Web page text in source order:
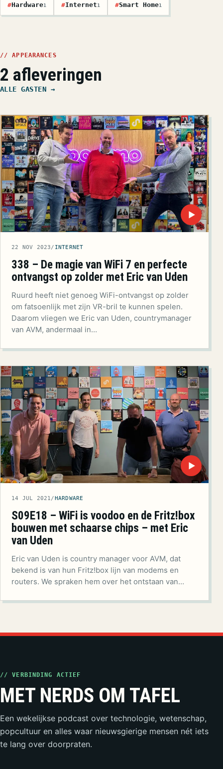
#Hardware1 #Internet1 #Smart Home1
// APPEARANCES
2 afleveringen
ALLE GASTEN →
▶
22 NOV 2023/ INTERNET
338 – De magie van WiFi 7 en perfecte
ontvangst op zolder met Eric van Uden
Ruurd heeft niet genoeg WiFi-ontvangst op zolder
om fatsoenlijk met zijn VR-bril te kunnen spelen.
Daarom vliegen we Eric van Uden, countrymanager
van AVM, andermaal in…
▶
14 JUL 2021/ HARDWARE
S09E18 – WiFi is voodoo en de Fritz!box
bouwen met schaarse chips – met Eric
van Uden
Eric van Uden is country manager voor AVM, dat
bekend is van hun Fritz!box lijn van modems en
routers. We spraken hem over het ontstaan van…
// VERBINDING ACTIEF
MET NERDS OM TAFEL
Een wekelijkse podcast over technologie, wetenschap,
popcultuur en alles waar nieuwsgierige mensen nét iets
te lang over doorpraten.